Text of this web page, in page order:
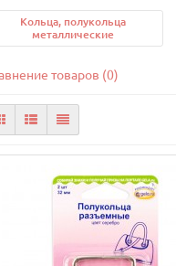
Кольца, полукольца
металлические
товаров (0)